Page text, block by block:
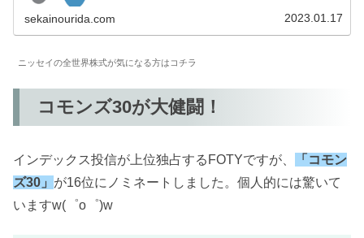
を決めています。結果的に新興国の割合が高くなっていま
sekainourida.com 2023.01.17
ニッセイの全世界株式が気になる方はコチラ
コモンズ30が大健闘！
インデックス投信が上位独占するFOTYですが、
「コモン
ズ30」 が16位にノミネートしました。個人的には驚いて
いますw(゜o゜)w